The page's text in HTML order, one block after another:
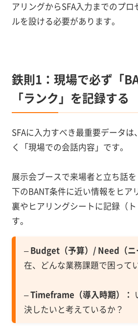
アリングからSFA入力までのプロ
ルを設ける必要があります。
鉄則1：現場で必ず「
「ランク」を記録する
SFAに入力すべき最重要データ
く「現場での会話内容」です。
展示会ブースで来場者と立ち話
下のBANT条件に近い情報をヒア
裏やヒアリングシートに記録（
す。
–Budget（予算）/ Need（ニ
在、どんな業務課題で困って
–Timeframe（導入時期）：
決したいと考えているか？